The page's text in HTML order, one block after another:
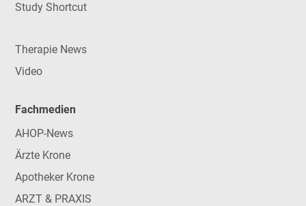
Study Shortcut
Therapie News
Video
Fachmedien
AHOP-News
Ärzte Krone
Apotheker Krone
ARZT & PRAXIS